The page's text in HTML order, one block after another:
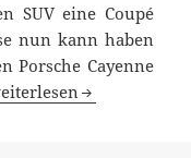
SUV eine Coupé
nun kann haben
Porsche Cayenne